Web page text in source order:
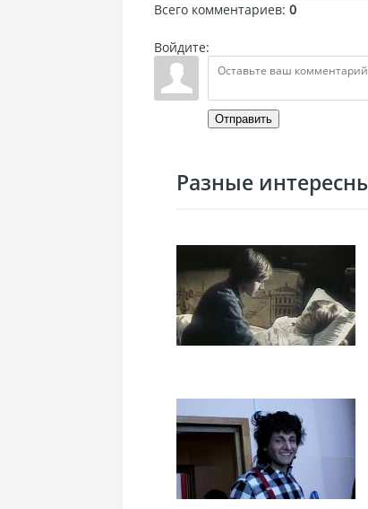
Всего комментариев: 0
Войдите:
Отправить
Разные